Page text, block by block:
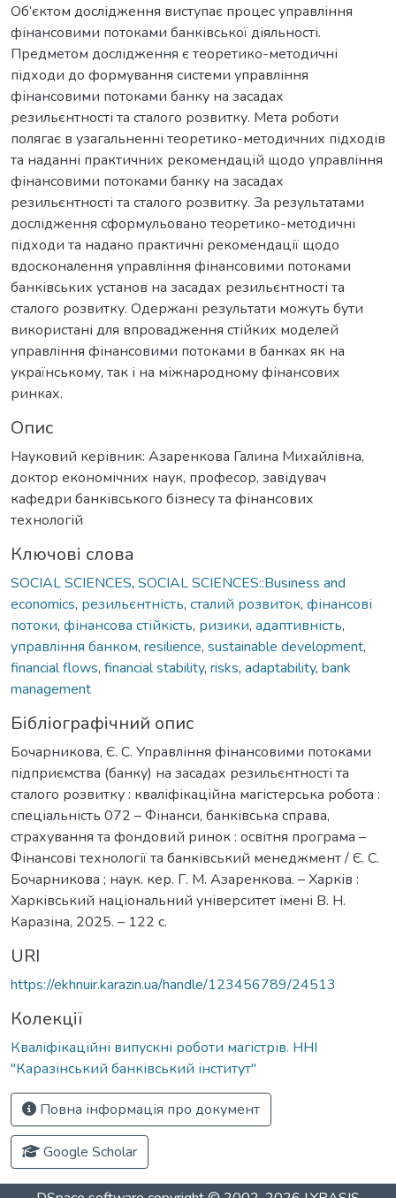
Об’єктом дослідження виступає процес управління
фінансовими потоками банківської діяльності.
Предметом дослідження є теоретико-методичні
підходи до формування системи управління
фінансовими потоками банку на засадах
резильєнтності та сталого розвитку. Мета роботи
полягає в узагальненні теоретико-методичних підходів
та наданні практичних рекомендацій щодо управління
фінансовими потоками банку на засадах
резильєнтності та сталого розвитку. За результатами
дослідження сформульовано теоретико-методичні
підходи та надано практичні рекомендації щодо
вдосконалення управління фінансовими потоками
банківських установ на засадах резильєнтності та
сталого розвитку. Одержані результати можуть бути
використані для впровадження стійких моделей
управління фінансовими потоками в банках як на
українському, так і на міжнародному фінансових
ринках.
Опис
Науковий керівник: Азаренкова Галина Михайлівна,
доктор економічних наук, професор, завідувач
кафедри банківського бізнесу та фінансових
технологій
Ключові слова
SOCIAL SCIENCES, SOCIAL SCIENCES::Business and
economics, резильєнтність, сталий розвиток, фінансові
потоки, фінансова стійкість, ризики, адаптивність,
управління банком, resilience, sustainable development,
financial flows, financial stability, risks, adaptability, bank
management
Бібліографічний опис
Бочарникова, Є. С. Управління фінансовими потоками
підприємства (банку) на засадах резильєнтності та
сталого розвитку : кваліфікаційна магістерська робота :
спеціальність 072 – Фінанси, банківська справа,
страхування та фондовий ринок : освітня програма –
Фінансові технології та банківський менеджмент / Є. С.
Бочарникова ; наук. кер. Г. М. Азаренкова. – Харків :
Харківський національний університет імені В. Н.
Каразіна, 2025. – 122 с.
URI
https://ekhnuir.karazin.ua/handle/123456789/24513
Колекції
Кваліфікаційні випускні роботи магістрів. ННІ
"Каразінський банківський інститут"
Повна інформація про документ
Google Scholar